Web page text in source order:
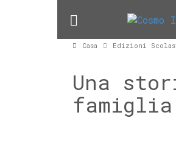
Casa Edizioni
Una
famiglia